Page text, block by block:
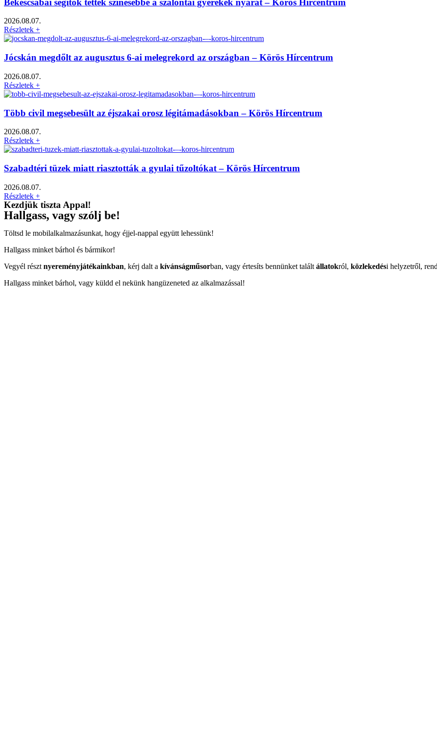
2026.08.07.
Részletek +
Jócskán megdőlt az augusztus 6-ai melegrekord az országban – Körös Hírcentrum
2026.08.07.
Részletek +
Több civil megsebesült az éjszakai orosz légitámadásokban – Körös Hírcentrum
2026.08.07.
Részletek +
Szabadtéri tüzek miatt riasztották a gyulai tűzoltókat – Körös Hírcentrum
2026.08.07.
Részletek +
Kezdjük tiszta Appal!
Hallgass, vagy szólj be!
Töltsd le mobilalkalmazásunkat, hogy éjjel-nappal együtt lehessünk!
Hallgass minket bárhol és bármikor!
Vegyél részt nyereményjátékainkban, kérj dalt a kívánságműsorban, vagy értesíts bennünket talált állatokról, közlekedési helyzetről,
Hallgass minket bárhol, vagy küldd el nekünk hangüzeneted az alkalmazással!